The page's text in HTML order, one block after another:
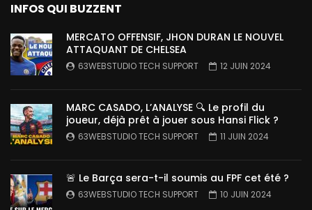
INFOS QUI BUZZENT
MERCATO OFFENSIF, JHON DURAN LE NOUVEL
ATTAQUANT DE CHELSEA
63WEBSTUDIO TECH SUPPORT 12 JUIN 2024
MARC CASADO, L’ANALYSE 🔍 Le profil du
joueur, déjà prêt à jouer sous Hansi Flick ?
63WEBSTUDIO TECH SUPPORT 11 JUIN 2024
🚨 Le Barça sera-t-il soumis au FPF cet été ?
63WEBSTUDIO TECH SUPPORT 10 JUIN 2024